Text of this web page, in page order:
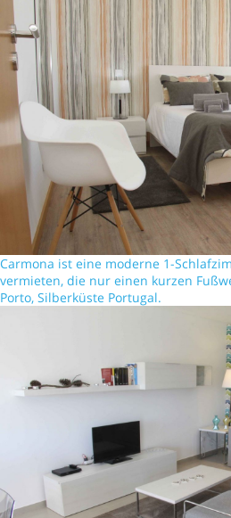
Carmona ist eine moderne 1-
vermieten, die nur einen kurzen
Porto, Silberküste Portugal.